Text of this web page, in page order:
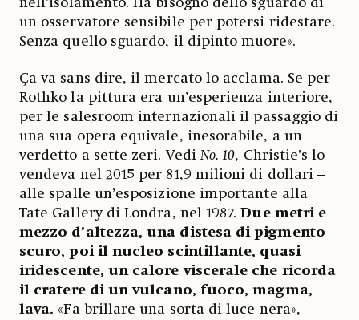
nell’isolamento. Ha bisogno dello sguardo di
un osservatore sensibile per potersi ridestare.
Senza quello sguardo, il dipinto muore».
Ça va sans dire, il mercato lo acclama. Se per
Rothko la pittura era un’esperienza interiore,
per le salesroom internazionali il passaggio di
una sua opera equivale, inesorabile, a un
verdetto a sette zeri. VediNo. 10, Christie’s lo
vendeva nel 2015 per 81,9 milioni di dollari –
alle spalle un’esposizione importante alla
Tate Gallery di Londra, nel 1987.Due metri e
mezzo d’altezza, una distesa di pigmento
scuro, poi il nucleo scintillante, quasi
iridescente, un calore viscerale che ricorda
il cratere di un vulcano, fuoco, magma,
lava. «Fa brillare una sorta di luce nera»,